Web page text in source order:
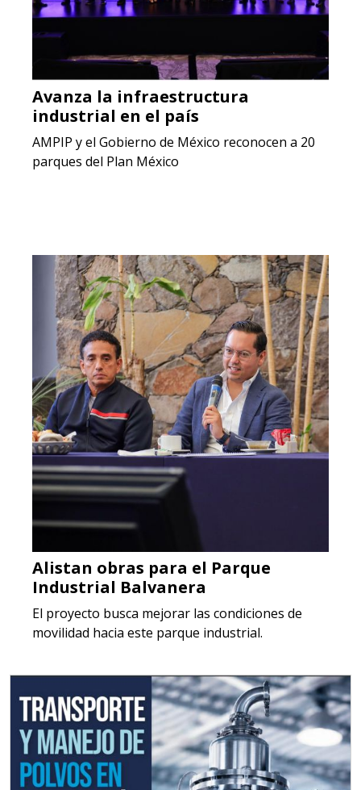
Avanza la infraestructura
industrial en el país
AMPIP y el Gobierno de México reconocen a 20
parques del Plan México
Alistan obras para el Parque
Industrial Balvanera
El proyecto busca mejorar las condiciones de
movilidad hacia este parque industrial.